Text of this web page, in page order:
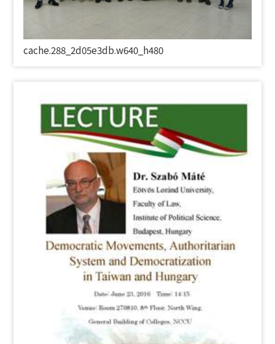
cache.288_2d05e3db.w640_h480